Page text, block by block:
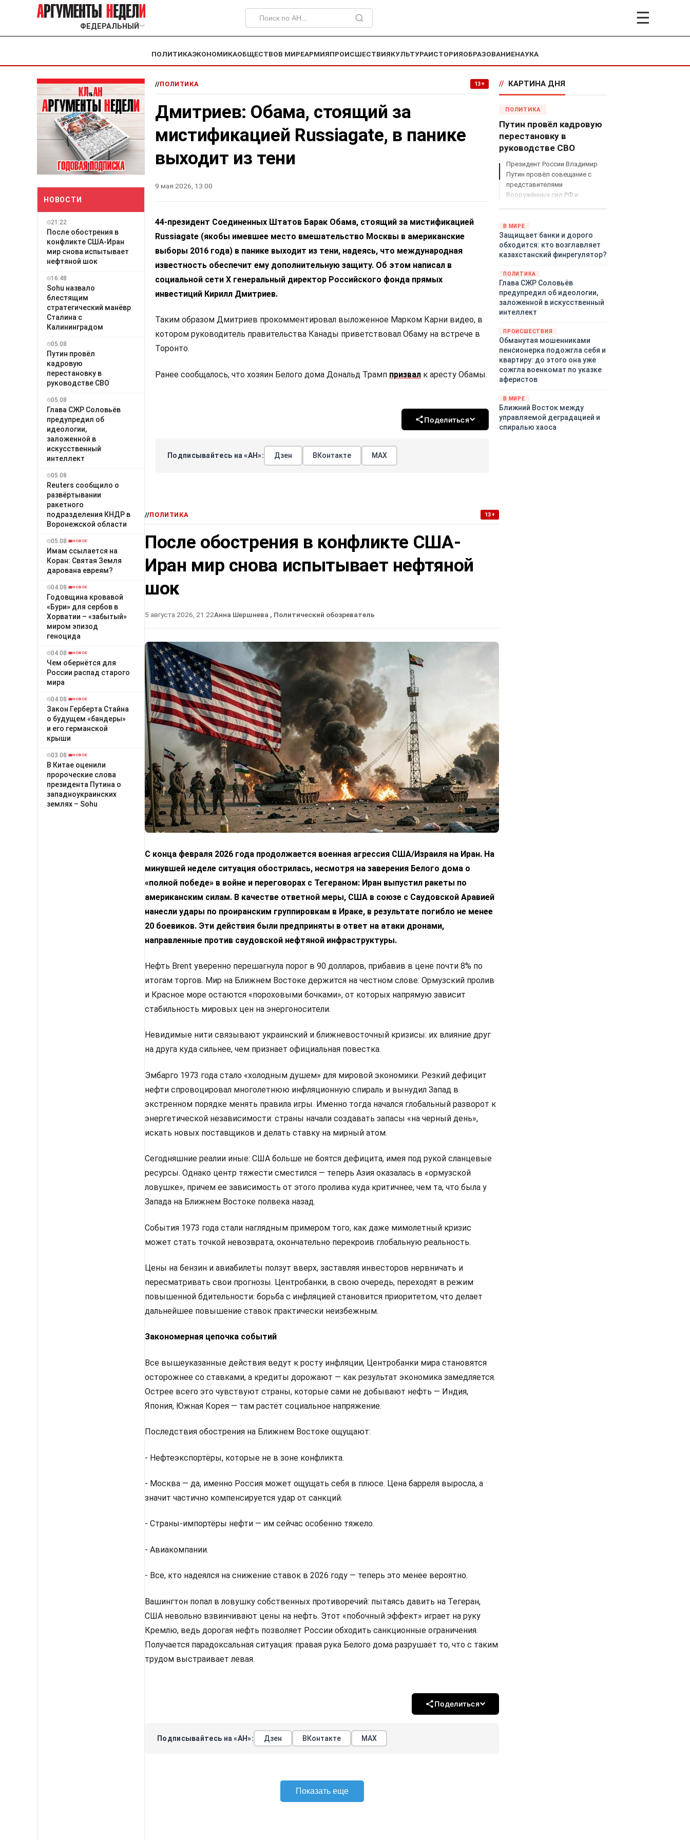
ФЕДЕРАЛЬНЫЙ ﹀ ☰
ПОЛИТИКАЭКОНОМИКАОБЩЕСТВОВ МИРЕАРМИЯПРОИСШЕСТВИЯКУЛЬТУРАИСТОРИЯОБРАЗОВАНИЕНАУКА
НОВОСТИ
21:22
После обострения в
конфликте США-Иран
мир снова испытывает
нефтяной шок
16:48
Sohu назвало
блестящим
стратегический манёвр
Сталина с
Калининградом
05.08
Путин провёл
кадровую
перестановку в
руководстве СВО
05.08
Глава СЖР Соловьёв
предупредил об
идеологии,
заложенной в
искусственный
интеллект
05.08
Reuters сообщило о
развёртывании
ракетного
подразделения КНДР в
Воронежской области
05.08 НОВОЕ
Имам ссылается на
Коран: Святая Земля
дарована евреям?
04.08 НОВОЕ
Годовщина кровавой
«Бури» для сербов в
Хорватии – «забытый»
миром эпизод
геноцида
04.08 НОВОЕ
Чем обернётся для
России распад старого
мира
04.08 НОВОЕ
Закон Герберта Стайна
о будущем «бандеры»
и его германской
крыши
03.08 НОВОЕ
В Китае оценили
пророческие слова
президента Путина о
западноукраинских
землях – Sohu
//ПОЛИТИКА 13+
Дмитриев: Обама, стоящий за
мистификацией Russiagate, в панике
выходит из тени
9 мая 2026, 13:00
44-президент Соединенных Штатов Барак Обама, стоящий за мистификацией
Russiagate (якобы имевшее место вмешательство Москвы в американские
выборы 2016 года) в панике выходит из тени, надеясь, что международная
известность обеспечит ему дополнительную защиту. Об этом написал в
социальной сети X генеральный директор Российского фонда прямых
инвестиций Кирилл Дмитриев.
Таким образом Дмитриев прокомментировал выложенное Марком Карни видео, в
котором руководитель правительства Канады приветствовал Обаму на встрече в
Торонто.
Ранее сообщалось, что хозяин Белого дома Дональд Трамп призвал к аресту Обамы.
Поделиться
Подписывайтесь на «АН»: Дзен ВКонтакте МАХ
//ПОЛИТИКА 13+
После обострения в конфликте США-
Иран мир снова испытывает нефтяной
шок
5 августа 2026, 21:22Анна Шершнева , Политический обозреватель
С конца февраля 2026 года продолжается военная агрессия США/Израиля на Иран. На
минувшей неделе ситуация обострилась, несмотря на заверения Белого дома о
«полной победе» в войне и переговорах с Тегераном: Иран выпустил ракеты по
американским силам. В качестве ответной меры, США в союзе с Саудовской Аравией
нанесли удары по проиранским группировкам в Ираке, в результате погибло не менее
20 боевиков. Эти действия были предприняты в ответ на атаки дронами,
направленные против саудовской нефтяной инфраструктуры.
Нефть Brent уверенно перешагнула порог в 90 долларов, прибавив в цене почти 8% по
итогам торгов. Мир на Ближнем Востоке держится на честном слове: Ормузский пролив
и Красное море остаются «пороховыми бочками», от которых напрямую зависит
стабильность мировых цен на энергоносители.
Невидимые нити связывают украинский и ближневосточный кризисы: их влияние друг
на друга куда сильнее, чем признает официальная повестка.
Эмбарго 1973 года стало «холодным душем» для мировой экономики. Резкий дефицит
нефти спровоцировал многолетнюю инфляционную спираль и вынудил Запад в
экстренном порядке менять правила игры. Именно тогда начался глобальный разворот к
энергетической независимости: страны начали создавать запасы «на черный день»,
искать новых поставщиков и делать ставку на мирный атом.
Сегодняшние реалии иные: США больше не боятся дефицита, имея под рукой сланцевые
ресурсы. Однако центр тяжести сместился — теперь Азия оказалась в «ормузской
ловушке», причем ее зависимость от этого пролива куда критичнее, чем та, что была у
Запада на Ближнем Востоке полвека назад.
События 1973 года стали наглядным примером того, как даже мимолетный кризис
может стать точкой невозврата, окончательно перекроив глобальную реальность.
Цены на бензин и авиабилеты ползут вверх, заставляя инвесторов нервничать и
пересматривать свои прогнозы. Центробанки, в свою очередь, переходят в режим
повышенной бдительности: борьба с инфляцией становится приоритетом, что делает
дальнейшее повышение ставок практически неизбежным.
Закономерная цепочка событий
Все вышеуказанные действия ведут к росту инфляции, Центробанки мира становятся
осторожнее со ставками, а кредиты дорожают — как результат экономика замедляется.
Острее всего это чувствуют страны, которые сами не добывают нефть — Индия,
Япония, Южная Корея — там растёт социальное напряжение.
Последствия обострения на Ближнем Востоке ощущают:
- Нефтеэкспортёры, которые не в зоне конфликта.
- Москва — да, именно Россия может ощущать себя в плюсе. Цена барреля выросла, а
значит частично компенсируется удар от санкций.
- Страны-импортёры нефти — им сейчас особенно тяжело.
- Авиакомпании.
- Все, кто надеялся на снижение ставок в 2026 году — теперь это менее вероятно.
Вашингтон попал в ловушку собственных противоречий: пытаясь давить на Тегеран,
США невольно взвинчивают цены на нефть. Этот «побочный эффект» играет на руку
Кремлю, ведь дорогая нефть позволяет России обходить санкционные ограничения.
Получается парадоксальная ситуация: правая рука Белого дома разрушает то, что с таким
трудом выстраивает левая.
Поделиться
Подписывайтесь на «АН»: Дзен ВКонтакте МАХ
Показать еще
// КАРТИНА ДНЯ
ПОЛИТИКА
Путин провёл кадровую
перестановку в
руководстве СВО
Президент России Владимир
Путин провёл совещание с
представителями
Вооружённых сил РФ и
руководстве спецоперацией.
В МИРЕ
Защищает банки и дорого
обходится: кто возглавляет
казахстанский финрегулятор?
ПОЛИТИКА
Глава СЖР Соловьёв
предупредил об идеологии,
заложенной в искусственный
интеллект
ПРОИСШЕСТВИЯ
Обманутая мошенниками
пенсионерка подожгла себя и
квартиру: до этого она уже
сожгла военкомат по указке
аферистов
В МИРЕ
Ближний Восток между
управляемой деградацией и
спиралью хаоса